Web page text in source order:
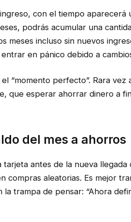
con el tiempo aparecerá
podrás acumular una
meses incluso sin nuevos
en pánico debido a
“momento perfecto”. Rara
que esperar ahorrar dinero a
del mes a ahorros
tarjeta antes de la nueva
compras aleatorias. Es mejor
la trampa de pensar: “Ahora